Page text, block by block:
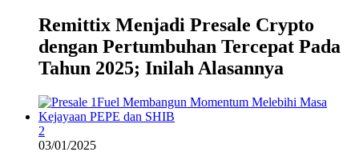
Remittix Menjadi Presale Crypto
dengan Pertumbuhan Tercepat Pada
Tahun 2025; Inilah Alasannya
2
03/01/2025